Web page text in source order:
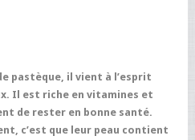
pastèque, il vient à l’esprit
Il est riche en vitamines et
de rester en bonne santé.
c’est que leur peau contient